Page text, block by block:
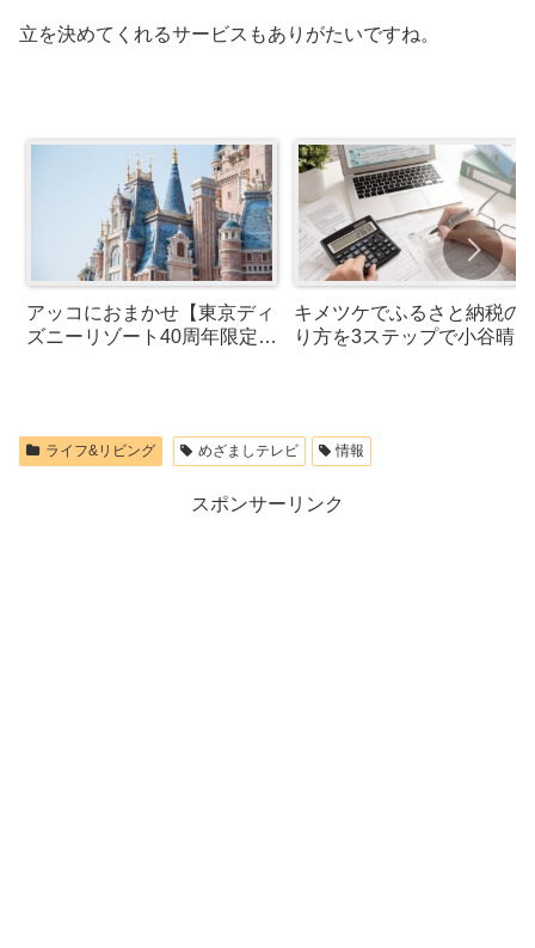
立を決めてくれるサービスもありがたいですね。
アッコにおまかせ【東京ディ
ズニーリゾート40周年限定グ
キメツケでふるさと納税の
り方を3ステップで小谷晴美
ライフ&リビング めざましテレビ 情報
スポンサーリンク